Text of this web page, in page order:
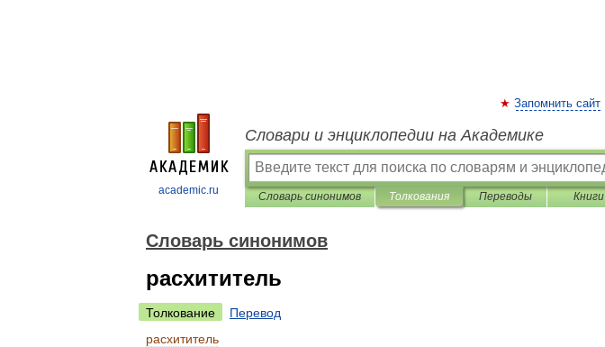
academic.ru
Запомнить сайт
Словари и энциклопедии на Академике
Словарь синонимов Толкования Переводы Книги
Словарь синонимов
расхититель
Толкование
Перевод
расхититель